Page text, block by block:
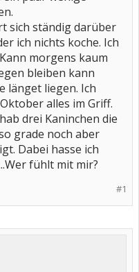
sich ständig darüber
ich nichts koche. Ich
morgens kaum
bleiben kann
länget liegen. Ich
alles im Griff.
drei Kaninchen die
grade noch aber
Dabei hasse ich
fühlt mit mir?
#1